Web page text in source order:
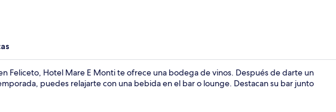
Feliceto, Hotel Mare E Monti te ofrece una bodega de vinos. Después de darte un
puedes relajarte con una bebida en el bar o lounge. Destacan su bar junto